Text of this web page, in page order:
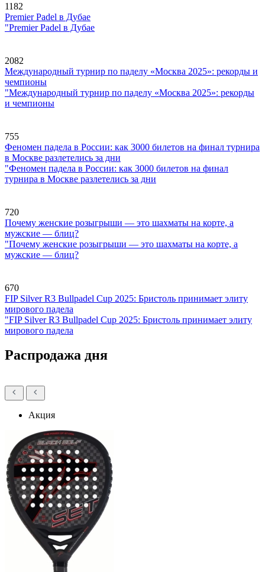
1182
Premier Padel в Дубае
"Premier Padel в Дубае
2082
Международный турнир по паделу «Москва 2025»: рекорды и
чемпионы
"Международный турнир по паделу «Москва 2025»: рекорды
и чемпионы
755
Феномен падела в России: как 3000 билетов на финал турнира
в Москве разлетелись за дни
"Феномен падела в России: как 3000 билетов на финал
турнира в Москве разлетелись за дни
720
Почему женские розыгрыши — это шахматы на корте, а
мужские — блиц?
"Почему женские розыгрыши — это шахматы на корте, а
мужские — блиц?
670
FIP Silver R3 Bullpadel Cup 2025: Бристоль принимает элиту
мирового падела
"FIP Silver R3 Bullpadel Cup 2025: Бристоль принимает элиту
мирового падела
Распродажа дня
Акция